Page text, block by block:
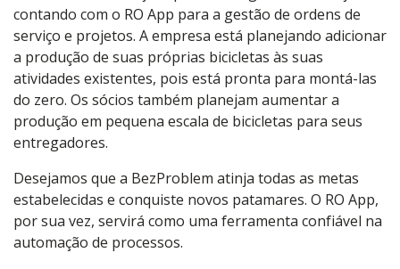
contando com o RO App para a gestão de ordens de
serviço e projetos. A empresa está planejando adicionar
a produção de suas próprias bicicletas às suas
atividades existentes, pois está pronta para montá-las
do zero. Os sócios também planejam aumentar a
produção em pequena escala de bicicletas para seus
entregadores.
Desejamos que a BezProblem atinja todas as metas
estabelecidas e conquiste novos patamares. O RO App,
por sua vez, servirá como uma ferramenta confiável na
automação de processos.